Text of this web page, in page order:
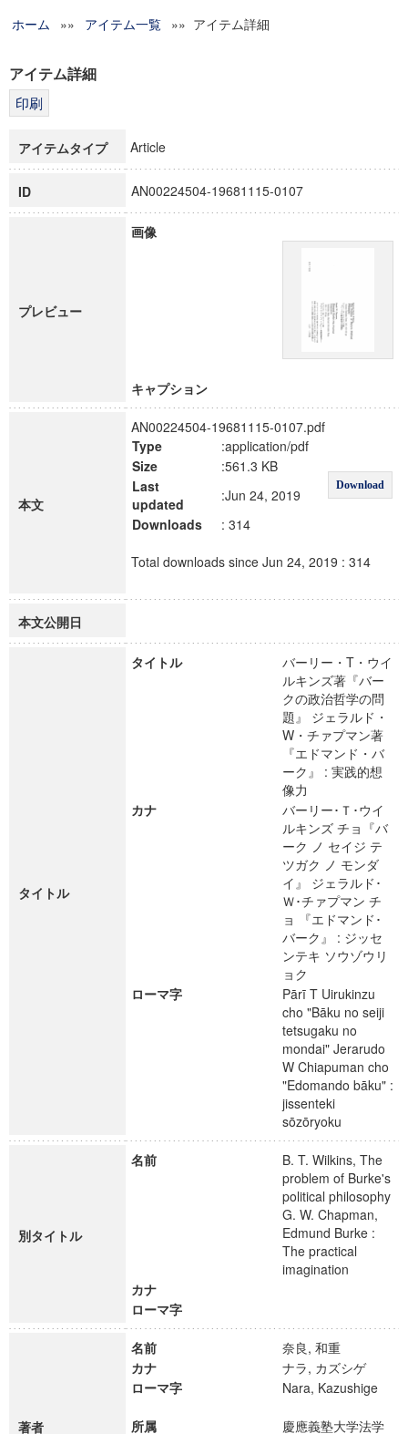
グローバルリサーチインスティテュート
科学研究費補助金研究成果報告書
博士課程教育リーディングプログラム「超成熟社会発展のサ
ホーム »» アイテム一覧 »» アイテム詳細
アイテム詳細
アイテムタイプ Article
ID AN00224504-19681115-0107
プレビュー
画像
キャプション
本文
AN00224504-19681115-0107.pdf
Type
:application/pdf
Download
Size
:561.3 KB
Last
updated
:Jun 24, 2019
Downloads
: 314
Total downloads since Jun 24, 2019 : 314
本文公開日
タイトル
タイトル
バーリー・T・ウイ
ルキンズ著『バー
クの政治哲学の問
題』 ジェラルド・
W・チァプマン著
『エドマンド・バ
ーク』 : 実践的想
像力
カナ
バーリー･Ｔ･ウイ
ルキンズ チョ『バ
ーク ノ セイジ テ
ツガク ノ モンダ
イ』 ジェラルド･
Ｗ･チァプマン チ
ョ 『エドマンド･
バーク』 : ジッセ
ンテキ ソウゾウリ
ョク
ローマ字
Pārī T Uirukinzu
cho "Bāku no seiji
tetsugaku no
mondai" Jerarudo
W Chiapuman cho
"Edomando bāku" :
jissenteki
sōzōryoku
別タイトル
名前
B. T. Wilkins, The
problem of Burke's
political philosophy
G. W. Chapman,
Edmund Burke :
The practical
imagination
カナ
ローマ字
著者
名前
奈良, 和重
カナ
ナラ, カズシゲ
ローマ字
Nara, Kazushige
所属 慶應義塾大学法学